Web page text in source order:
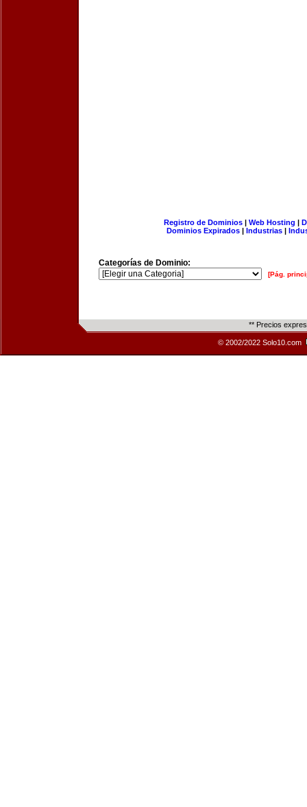
Registro de Dominios| Web Hosting |
Dominios Expirados | Industrias |
Categorías de Dominio:
[Pág.
** Precios
© 2002/2022 Solo10.com